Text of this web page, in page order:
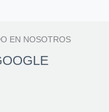
EN NOSOTROS